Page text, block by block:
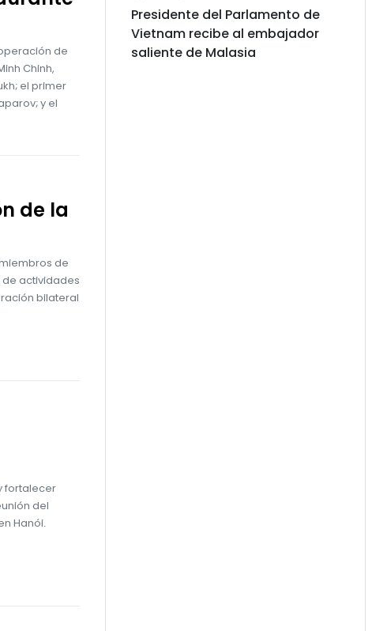
de
Chinh,
el primer
y el
de la
de
de actividades
bilateral
fortalecer
del
Hanói.
Presidente del Parlamento de
Vietnam recibe al embajador
saliente de Malasia